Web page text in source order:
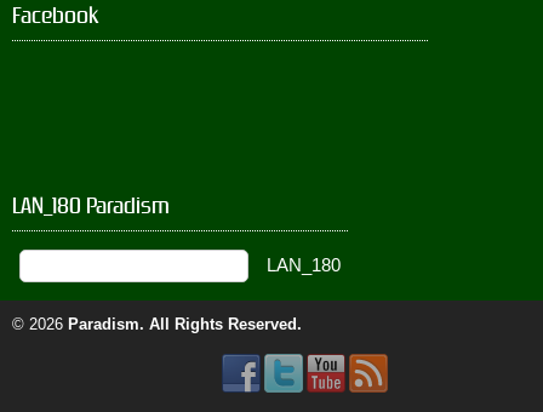
Facebook
LAN_180 Paradism
© 2026 Paradism. All Rights Reserved.